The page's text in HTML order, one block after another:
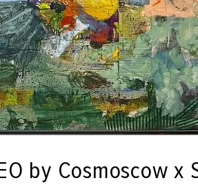
by Cosmoscow x